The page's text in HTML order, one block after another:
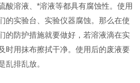
酸溶液、*溶液等都具有腐蚀性。使用
的实验台、实验仪器腐蚀。那么在使
的防护措施就要做好，若溶液滴在实
时用抹布擦拭干净。使用后的废液要
乱排乱放。